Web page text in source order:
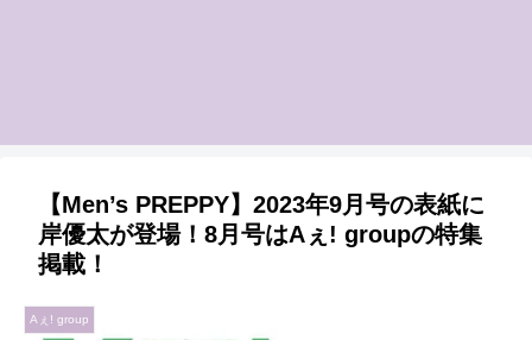
【Men’s PREPPY】2023年9月号の表紙に
岸優太が登場！8月号はAぇ! groupの特集
掲載！
Aぇ! group